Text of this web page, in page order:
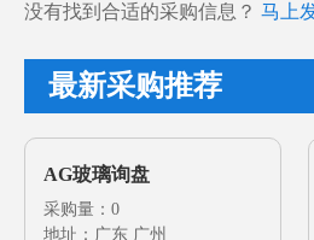
没有找到合适的采购信息？ 马上
最新采购推荐
AG玻璃询盘
采购量：0
地址：广东 广州